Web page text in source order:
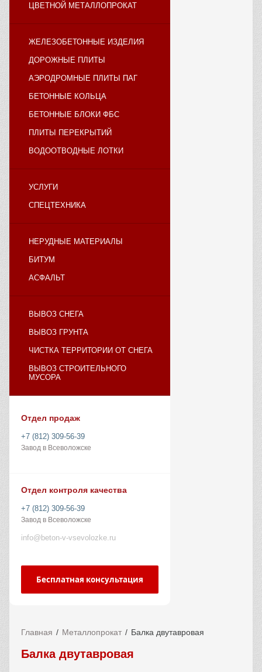
ЦВЕТНОЙ МЕТАЛЛОПРОКАТ
ЖЕЛЕЗОБЕТОННЫЕ ИЗДЕЛИЯ
ДОРОЖНЫЕ ПЛИТЫ
АЭРОДРОМНЫЕ ПЛИТЫ ПАГ
БЕТОННЫЕ КОЛЬЦА
БЕТОННЫЕ БЛОКИ ФБС
ПЛИТЫ ПЕРЕКРЫТИЙ
ВОДООТВОДНЫЕ ЛОТКИ
УСЛУГИ
СПЕЦТЕХНИКА
НЕРУДНЫЕ МАТЕРИАЛЫ
БИТУМ
АСФАЛЬТ
ВЫВОЗ СНЕГА
ВЫВОЗ ГРУНТА
ЧИСТКА ТЕРРИТОРИИ ОТ СНЕГА
ВЫВОЗ СТРОИТЕЛЬНОГО
МУСОРА
Отдел продаж
+7 (812) 309-56-39
Завод в Всеволожске
Отдел контроля качества
+7 (812) 309-56-39
Завод в Всеволожске
info@beton-v-vsevolozke.ru
Бесплатная консультация
Главная Металлопрокат Балка двутавровая
Балка двутавровая